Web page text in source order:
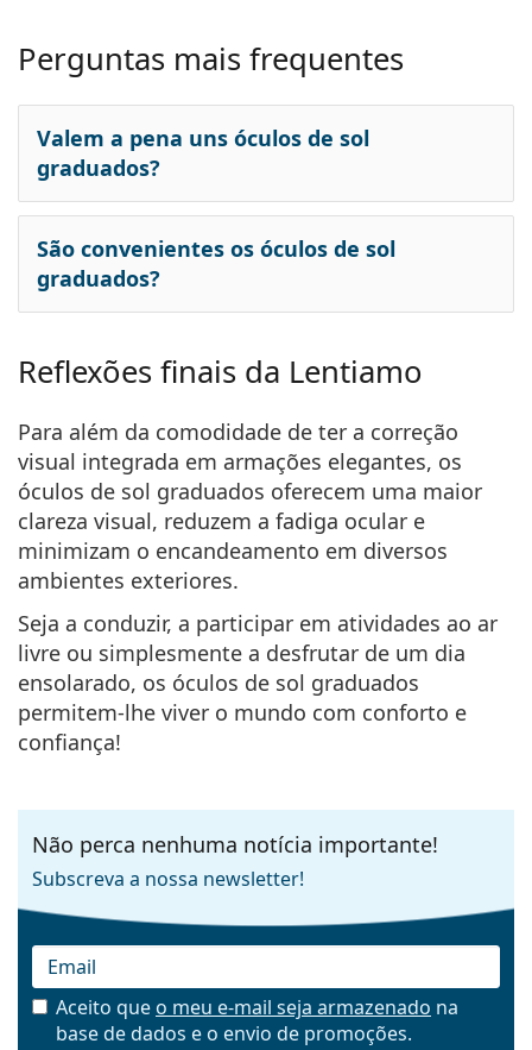
Perguntas mais frequentes
Valem a pena uns óculos de sol
graduados?
São convenientes os óculos de sol
graduados?
Reflexões finais da Lentiamo
Para além da comodidade de ter a correção
visual integrada em armações elegantes, os
óculos de sol graduados oferecem uma maior
clareza visual, reduzem a fadiga ocular e
minimizam o encandeamento em diversos
ambientes exteriores.
Seja a conduzir, a participar em atividades ao ar
livre ou simplesmente a desfrutar de um dia
ensolarado, os óculos de sol graduados
permitem-lhe viver o mundo com conforto e
confiança!
Não perca nenhuma notícia importante!
Subscreva a nossa newsletter!
Email
Aceito queo meu e-mail seja armazenado na
base de dados e o envio de promoções.